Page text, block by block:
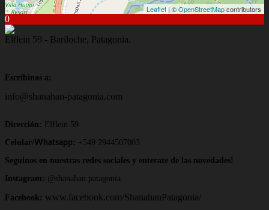
Leaflet | ©OpenStreetMapcontributors
0
Elflein 59 - Bariloche, Patagonia.
Escribinos a:
info@shanahan-patagonia.com
Dirección:
Elflein 59
Celular/Whatsapp : +549 2944507003
Seguinos en nuestras redes sociales y enterate de las novedades!
Instagram: @shanahan.patagonia
Facebook: www.facebook.com/ShanahanPatagonia/